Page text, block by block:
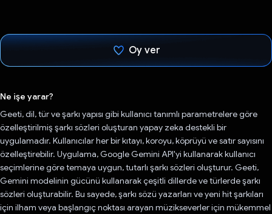
Oy ver
Ne işe yarar?
Geeti, dil, tür ve şarkı yapısı gibi kullanıcı tanımlı parametrelere göre
özelleştirilmiş şarkı sözleri oluşturan yapay zeka destekli bir
uygulamadır. Kullanıcılar her bir kıtayı, koroyu, köprüyü ve satır sayısını
özelleştirebilir. Uygulama, Google Gemini API'yi kullanarak kullanıcı
seçimlerine göre temaya uygun, tutarlı şarkı sözleri oluşturur. Geeti,
Gemini modelinin gücünü kullanarak çeşitli dillerde ve türlerde şarkı
sözleri oluşturabilir. Bu sayede, şarkı sözü yazarları ve yeni hit şarkıları
için ilham veya başlangıç noktası arayan müzikseverler için mükemmel